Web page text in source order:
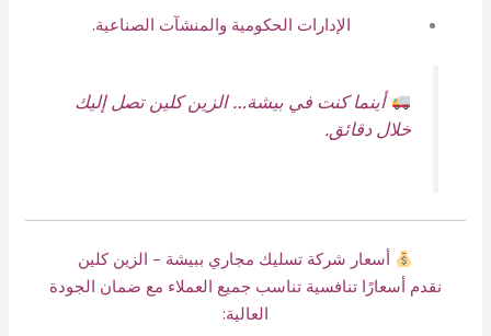
الإدارات الحكومية والمنشآت الصناعية.
أينما كنت في بيشة… الزين كلين تصل إليك
خلال دقائق.
أسعار شركة تسليك مجاري ببيشة – الزين كلين
نقدم أسعارًا تنافسية تناسب جميع العملاء مع ضمان الجودة
العالية: